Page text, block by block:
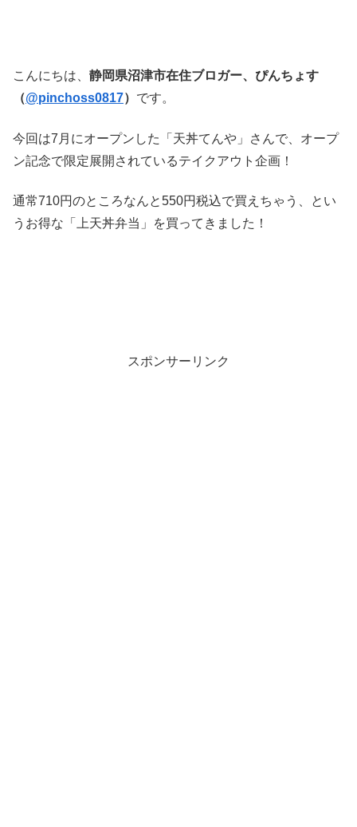
こんにちは、 静岡県沼津市在住ブロガー、ぴんちょす
（@pinchoss0817） です。
今回は7月にオープンした「天丼てんや」さんで、オープ
ン記念で限定展開されているテイクアウト企画！
通常710円のところなんと550円税込で買えちゃう、とい
うお得な「上天丼弁当」を買ってきました！
スポンサーリンク